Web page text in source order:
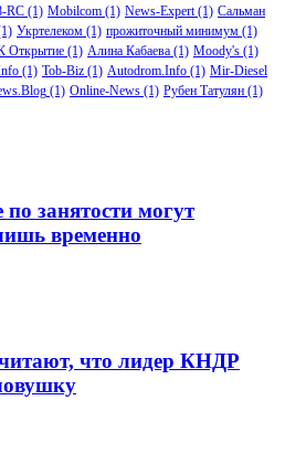
RC (1) Mobilcom (1) News-Expert (1) Сальман
Укртелеком (1) прожиточный минимум (1)
Открытие (1) Алина Кабаева (1) Moody's (1)
(1) Tob-Biz (1) Autodrom.Info (1) Mir-Diesel
(1) Online-News (1) Рубен Татулян (1)
занятости могут
временно
что лидер КНДР